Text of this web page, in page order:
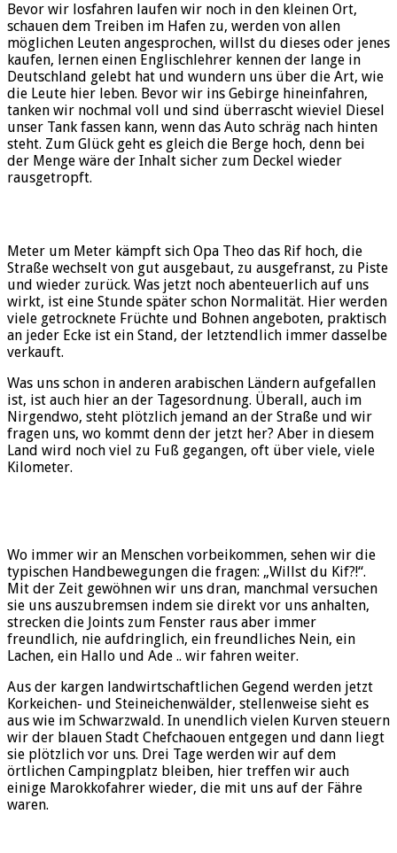
Bevor wir losfahren laufen wir noch in den kleinen Ort,
schauen dem Treiben im Hafen zu, werden von allen
möglichen Leuten angesprochen, willst du dieses oder jenes
kaufen, lernen einen Englischlehrer kennen der lange in
Deutschland gelebt hat und wundern uns über die Art, wie
die Leute hier leben. Bevor wir ins Gebirge hineinfahren,
tanken wir nochmal voll und sind überrascht wieviel Diesel
unser Tank fassen kann, wenn das Auto schräg nach hinten
steht. Zum Glück geht es gleich die Berge hoch, denn bei
der Menge wäre der Inhalt sicher zum Deckel wieder
rausgetropft.
Meter um Meter kämpft sich Opa Theo das Rif hoch, die
Straße wechselt von gut ausgebaut, zu ausgefranst, zu Piste
und wieder zurück. Was jetzt noch abenteuerlich auf uns
wirkt, ist eine Stunde später schon Normalität. Hier werden
viele getrocknete Früchte und Bohnen angeboten, praktisch
an jeder Ecke ist ein Stand, der letztendlich immer dasselbe
verkauft.
Was uns schon in anderen arabischen Ländern aufgefallen
ist, ist auch hier an der Tagesordnung. Überall, auch im
Nirgendwo, steht plötzlich jemand an der Straße und wir
fragen uns, wo kommt denn der jetzt her? Aber in diesem
Land wird noch viel zu Fuß gegangen, oft über viele, viele
Kilometer.
Wo immer wir an Menschen vorbeikommen, sehen wir die
typischen Handbewegungen die fragen: „Willst du Kif?!“.
Mit der Zeit gewöhnen wir uns dran, manchmal versuchen
sie uns auszubremsen indem sie direkt vor uns anhalten,
strecken die Joints zum Fenster raus aber immer
freundlich, nie aufdringlich, ein freundliches Nein, ein
Lachen, ein Hallo und Ade .. wir fahren weiter.
Aus der kargen landwirtschaftlichen Gegend werden jetzt
Korkeichen- und Steineichenwälder, stellenweise sieht es
aus wie im Schwarzwald. In unendlich vielen Kurven steuern
wir der blauen Stadt Chefchaouen entgegen und dann liegt
sie plötzlich vor uns. Drei Tage werden wir auf dem
örtlichen Campingplatz bleiben, hier treffen wir auch
einige Marokkofahrer wieder, die mit uns auf der Fähre
waren.